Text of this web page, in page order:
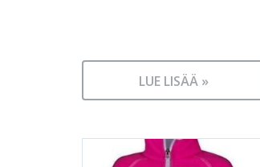
LUE LISÄÄ »